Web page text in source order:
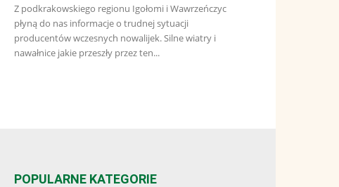
Z podkrakowskiego regionu Igołomi i Wawrzeńczyc
płyną do nas informacje o trudnej sytuacji
producentów wczesnych nowalijek. Silne wiatry i
nawałnice jakie przeszły przez ten...
POPULARNE KATEGORIE